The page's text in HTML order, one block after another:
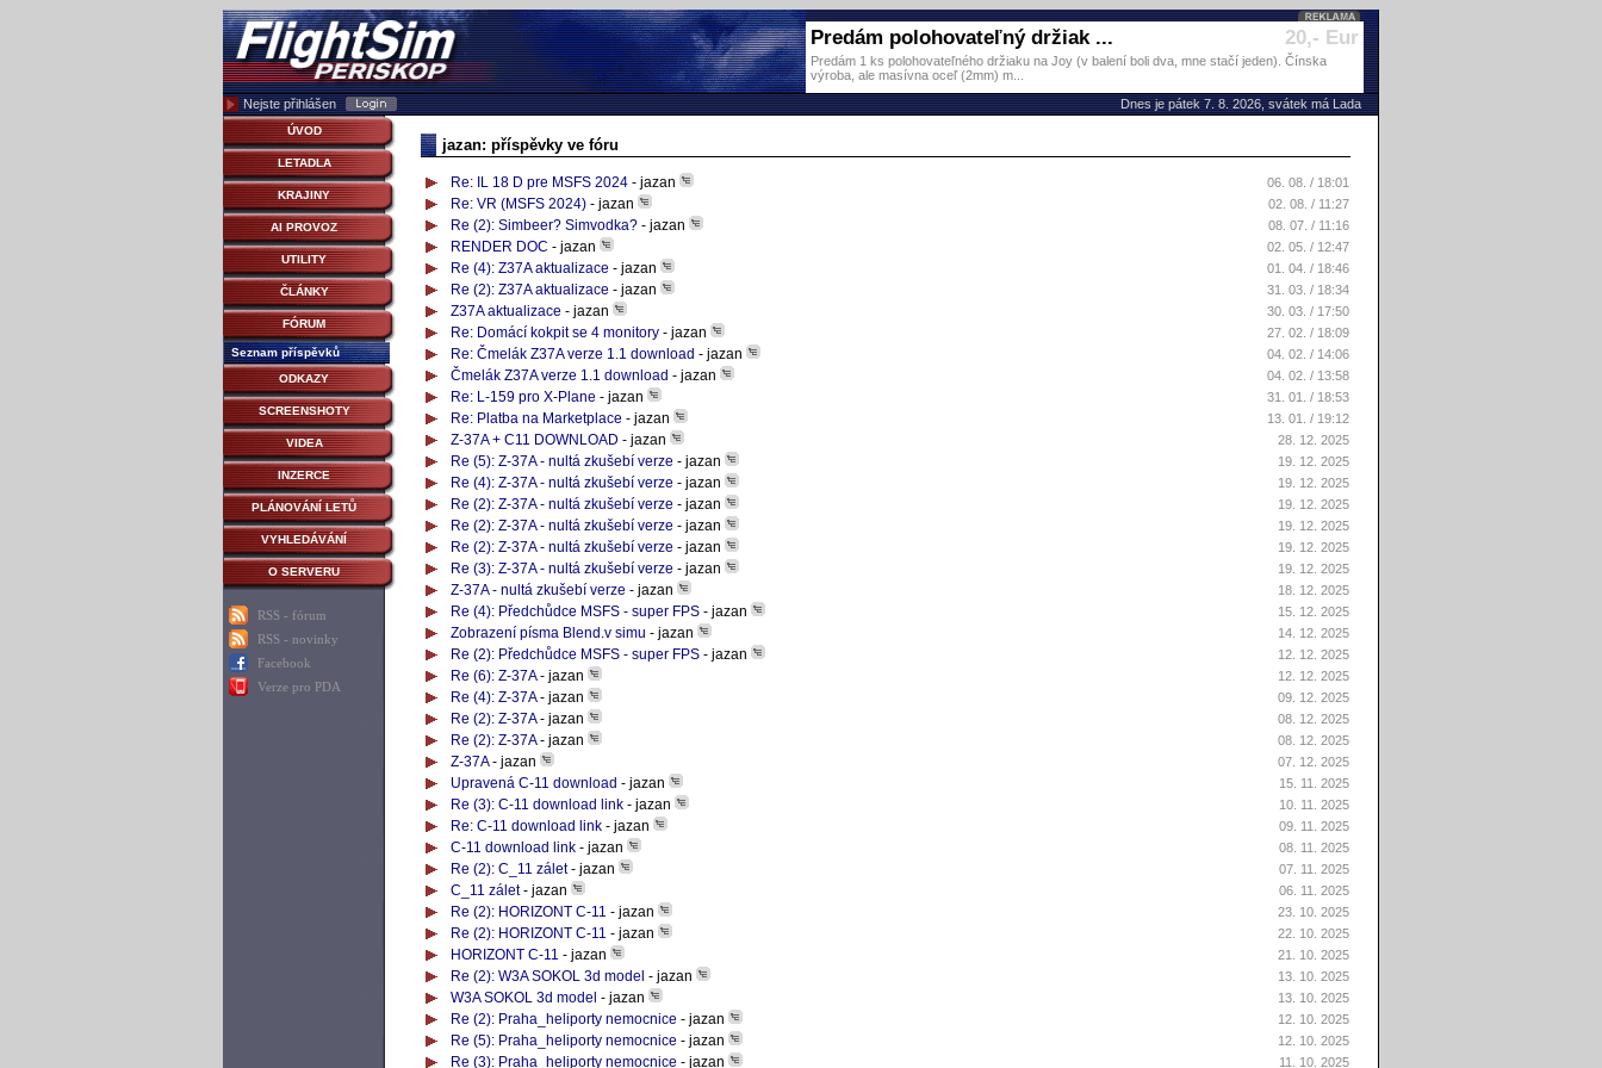
Predám polohovateľný držiak ... 20,- Eur
Predám 1 ks polohovateľného držiaku na Joy (v balení boli dva, mne stačí jeden). Čínska
výroba, ale masívna oceľ (2mm) m...
Nejste přihlášen
Dnes je pátek 7. 8. 2026, svátek má Lada
ÚVOD
LETADLA
KRAJINY
AI PROVOZ
UTILITY
ČLÁNKY
FÓRUM
Seznam příspěvků
ODKAZY
SCREENSHOTY
VIDEA
INZERCE
PLÁNOVÁNÍ LETŮ
VYHLEDÁVÁNÍ
O SERVERU
RSS - fórum
RSS - novinky
Facebook
Verze pro PDA
jazan: příspěvky ve fóru
Re: IL 18 D pre MSFS 2024- jazan 06. 08. / 18:01
Re: VR (MSFS 2024)- jazan 02. 08. / 11:27
Re (2): Simbeer? Simvodka?- jazan 08. 07. / 11:16
RENDER DOC - jazan 02. 05. / 12:47
Re (4): Z37A aktualizace - jazan 01. 04. / 18:46
Re (2): Z37A aktualizace - jazan 31. 03. / 18:34
Z37A aktualizace - jazan 30. 03. / 17:50
Re: Domácí kokpit se 4 monitory- jazan 27. 02. / 18:09
Re: Čmelák Z37A verze 1.1 download - jazan 04. 02. / 14:06
Čmelák Z37A verze 1.1 download - jazan 04. 02. / 13:58
Re: L-159 pro X-Plane - jazan 31. 01. / 18:53
Re: Platba na Marketplace - jazan 13. 01. / 19:12
Z-37A + C11 DOWNLOAD - jazan 28. 12. 2025
Re (5): Z-37A - nultá zkušebí verze - jazan 19. 12. 2025
Re (4): Z-37A - nultá zkušebí verze - jazan 19. 12. 2025
Re (2): Z-37A - nultá zkušebí verze - jazan 19. 12. 2025
Re (2): Z-37A - nultá zkušebí verze - jazan 19. 12. 2025
Re (2): Z-37A - nultá zkušebí verze - jazan 19. 12. 2025
Re (3): Z-37A - nultá zkušebí verze - jazan 19. 12. 2025
Z-37A - nultá zkušebí verze - jazan 18. 12. 2025
Re (4): Předchůdce MSFS - super FPS- jazan 15. 12. 2025
Zobrazení písma Blend.v simu - jazan 14. 12. 2025
Re (2): Předchůdce MSFS - super FPS- jazan 12. 12. 2025
Re (6): Z-37A- jazan 12. 12. 2025
Re (4): Z-37A- jazan 09. 12. 2025
Re (2): Z-37A- jazan 08. 12. 2025
Re (2): Z-37A- jazan 08. 12. 2025
Z-37A- jazan 07. 12. 2025
Upravená C-11 download - jazan 15. 11. 2025
Re (3): C-11 download link- jazan 10. 11. 2025
Re: C-11 download link- jazan 09. 11. 2025
C-11 download link- jazan 08. 11. 2025
Re (2): C_11 zálet- jazan 07. 11. 2025
C_11 zálet- jazan 06. 11. 2025
Re (2): HORIZONT C-11 - jazan 23. 10. 2025
Re (2): HORIZONT C-11 - jazan 22. 10. 2025
HORIZONT C-11 - jazan 21. 10. 2025
Re (2): W3A SOKOL 3d model - jazan 13. 10. 2025
W3A SOKOL 3d model - jazan 13. 10. 2025
Re (2): Praha_heliporty nemocnice - jazan 12. 10. 2025
Re (5): Praha_heliporty nemocnice - jazan 12. 10. 2025
Re (3): Praha_heliporty nemocnice - jazan 11. 10. 2025